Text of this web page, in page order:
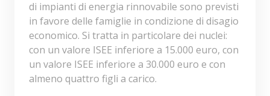
di impianti di energia rinnovabile sono previsti
in favore delle famiglie in condizione di disagio
economico. Si tratta in particolare dei nuclei:
con un valore ISEE inferiore a 15.000 euro, con
un valore ISEE inferiore a 30.000 euro e con
almeno quattro figli a carico.